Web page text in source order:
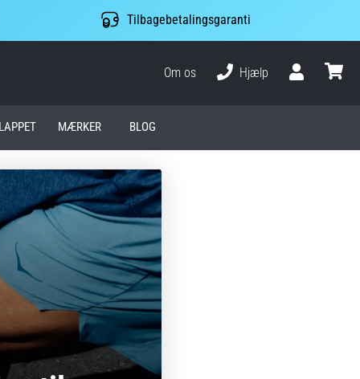
Tilbagebetalingsgaranti
Om os
Hjælp
MÆRKER BLOG